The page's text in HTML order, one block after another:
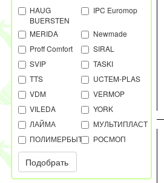
HAUG
BUERSTEN
IPC Euromop
MERIDA
Newmade
Proff Comfort
SIRAL
SVIP
TASKI
TTS
UCTEM-PLAS
VDM
VERMOP
VILEDA
YORK
ЛАЙМА
МУЛЬТИПЛАСТ
ПОЛИМЕРБЫТ
РОСМОП
Подобрать